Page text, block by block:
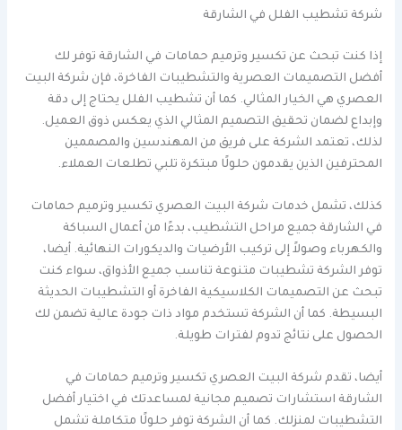
شركة تشطيب الفلل في الشارقة
إذا كنت تبحث عن تكسير وترميم حمامات في الشارقة توفر لك
أفضل التصميمات العصرية والتشطيبات الفاخرة، فإن شركة البيت
العصري هي الخيار المثالي. كما أن تشطيب الفلل يحتاج إلى دقة
وإبداع لضمان تحقيق التصميم المثالي الذي يعكس ذوق العميل.
لذلك، تعتمد الشركة على فريق من المهندسين والمصممين
المحترفين الذين يقدمون حلولًا مبتكرة تلبي تطلعات العملاء.
كذلك، تشمل خدمات شركة البيت العصري تكسير وترميم حمامات
في الشارقة جميع مراحل التشطيب، بدءًا من أعمال السباكة
والكهرباء وصولاً إلى تركيب الأرضيات والديكورات النهائية. أيضا،
توفر الشركة تشطيبات متنوعة تناسب جميع الأذواق، سواء كنت
تبحث عن التصميمات الكلاسيكية الفاخرة أو التشطيبات الحديثة
البسيطة. كما أن الشركة تستخدم مواد ذات جودة عالية تضمن لك
الحصول على نتائج تدوم لفترات طويلة.
أيضا، تقدم شركة البيت العصري تكسير وترميم حمامات في
الشارقة استشارات تصميم مجانية لمساعدتك في اختيار أفضل
التشطيبات لمنزلك. كما أن الشركة توفر حلولًا متكاملة تشمل